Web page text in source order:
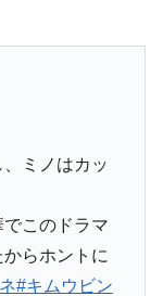
ミノはカッ
このドラマ
らホントに
#キムウビン